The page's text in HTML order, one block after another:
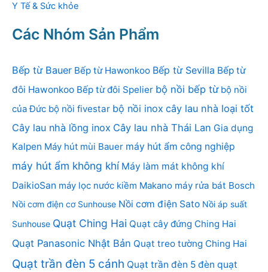
Y Tế & Sức khỏe
Các Nhóm Sản Phẩm
Bếp từ Bauer Bếp từ Hawonkoo Bếp từ Sevilla Bếp từ
đôi Hawonkoo Bếp từ đôi Spelier bộ nồi bếp từ bộ nồi
của Đức bộ nồi fivestar bộ nồi inox cây lau nhà loại tốt
Cây lau nhà lồng inox Cây lau nhà Thái Lan Gia dụng
Kalpen Máy hút mùi Bauer máy hút ẩm công nghiệp
máy hút ẩm không khí Máy làm mát không khí
DaikioSan máy lọc nước kiềm Makano máy rửa bát Bosch
Nồi cơm điện cơ Sunhouse Nồi cơm điện Sato Nồi áp suất
Sunhouse Quạt Ching Hai Quạt cây đứng Ching Hai
Quạt Panasonic Nhật Bản Quạt treo tường Ching Hai
Quạt trần đèn 5 cánh Quạt trần đèn 5 đèn quạt